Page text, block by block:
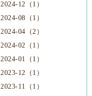
2024-12（1）
2024-08（1）
2024-04（2）
2024-02（1）
2024-01（1）
2023-12（1）
2023-11（1）